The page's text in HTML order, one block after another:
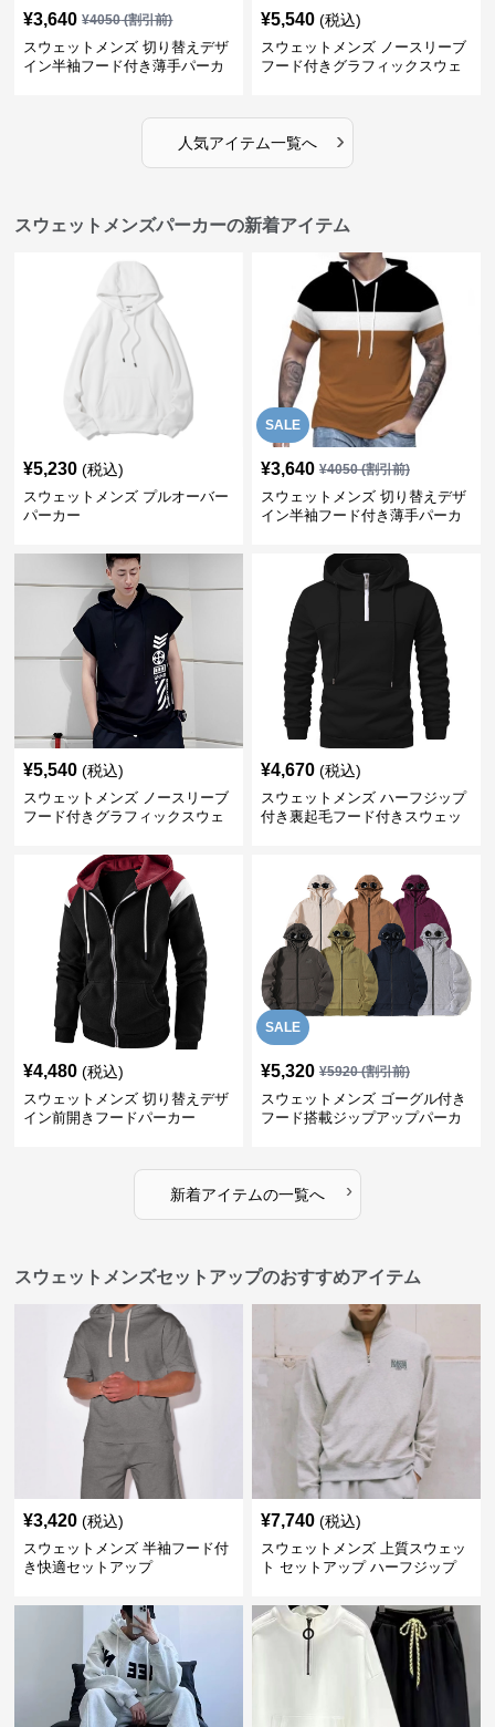
¥3,640 ¥4050(割引前)
スウェットメンズ 切り替えデザ
イン半袖フード付き薄手パーカ
¥5,540 (税込)
スウェットメンズ ノースリーブ
フード付きグラフィックスウェ
人気アイテム一覧へ ›
スウェットメンズパーカーの新着アイテム
¥5,230 (税込)
スウェットメンズ プルオーバー
パーカー
SALE
¥3,640 ¥4050(割引前)
スウェットメンズ 切り替えデザ
イン半袖フード付き薄手パーカ
¥5,540 (税込)
スウェットメンズ ノースリーブ
フード付きグラフィックスウェ
¥4,670 (税込)
スウェットメンズ ハーフジップ
付き裏起毛フード付きスウェッ
¥4,480 (税込)
スウェットメンズ 切り替えデザ
イン前開きフードパーカー
SALE
¥5,320 ¥5920(割引前)
スウェットメンズ ゴーグル付き
フード搭載ジップアップパーカ
新着アイテムの一覧へ ›
スウェットメンズセットアップのおすすめアイテム
¥3,420 (税込)
スウェットメンズ 半袖フード付
き快適セットアップ
¥7,740 (税込)
スウェットメンズ 上質スウェッ
ト セットアップ ハーフジップ